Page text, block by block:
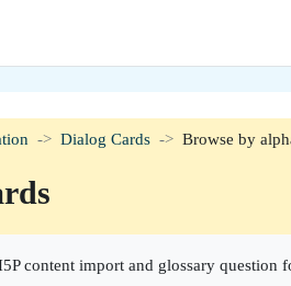
Dialog Cards Browse by
content import and glossary question